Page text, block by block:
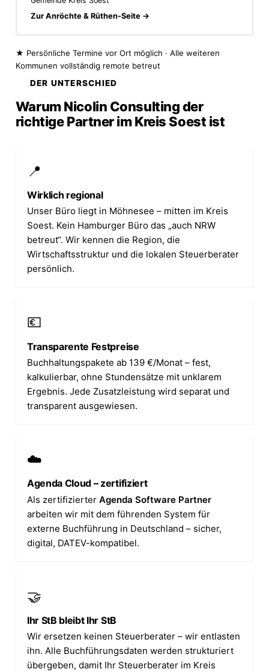
Zur Anröchte & Rüthen-Seite →
★ Persönliche Termine vor Ort möglich · Alle weiteren
Kommunen vollständig remote betreut
DER UNTERSCHIED
Warum Nicolin Consulting der
richtige Partner im Kreis Soest ist
📍
Wirklich regional
Unser Büro liegt in Möhnesee – mitten im Kreis
Soest. Kein Hamburger Büro das „auch NRW
betreut“. Wir kennen die Region, die
Wirtschaftsstruktur und die lokalen Steuerberater
persönlich.
💶
Transparente Festpreise
Buchhaltungspakete ab 139 €/Monat – fest,
kalkulierbar, ohne Stundensätze mit unklarem
Ergebnis. Jede Zusatzleistung wird separat und
transparent ausgewiesen.
☁️
Agenda Cloud – zertifiziert
Als zertifizierter Agenda Software Partner
arbeiten wir mit dem führenden System für
externe Buchführung in Deutschland – sicher,
digital, DATEV-kompatibel.
🤝
Ihr StB bleibt Ihr StB
Wir ersetzen keinen Steuerberater – wir entlasten
ihn. Alle Buchführungsdaten werden strukturiert
übergeben, damit Ihr Steuerberater im Kreis